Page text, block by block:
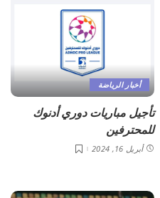
أخبار الرياضة
تأجيل مباريات دوري أدنوك
للمحترفين
أبريل 16, 2024